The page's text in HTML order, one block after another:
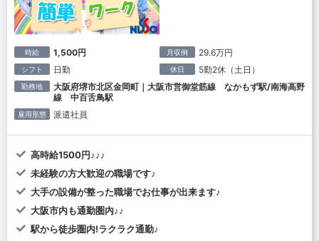
時給 1,500円 月収例 29.6万円
シフト 日勤 休日 5勤2休（土日）
勤務地
大阪府堺市北区金岡町｜大阪市営御堂筋線 なかもず駅/南海高野
線 中百舌鳥駅
雇用形態 派遣社員
高時給1500円♪♪♪
未経験の方大歓迎の職場です♪
大手の設備が整った職場でお仕事が出来ます♪
大阪市内も通勤圏内♪♪
駅から徒歩圏内!ラクラク通勤♪